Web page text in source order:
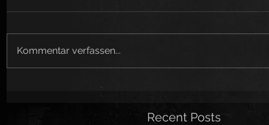
Kommentar verfassen...
Recent Posts